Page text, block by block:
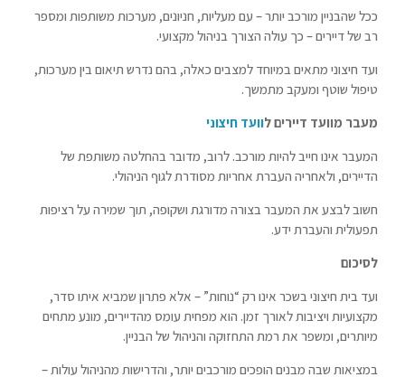
ככל שהבניין מורכב יותר – עם מעליות, חניונים, מערכות משותפות ומספר
רב של דיירים – כך עולה הצורך בניהול מקצועי.
ועד חיצוני מתאים במיוחד למצבים כאלה, בהם נדרש תיאום בין מערכות,
טיפול שוטף ומעקב מתמשך.
מעבר מוועד דיירים לוועד חיצוני
המעבר אינו חייב להיות מורכב. לרוב, מדובר בהחלטה משותפת של
הדיירים, ולאחריה העברת אחריות מסודרת לגוף הניהולי.
חשוב לבצע את המעבר בצורה מדורגת ושקופה, תוך שמירה על רציפות
תפעולית והעברת ידע.
לסיכום
ועד בית חיצוני בשכר אינו רק “נוחות” – אלא פתרון שמביא איתו סדר,
מקצועיות ויציבות לאורך זמן. הוא מפחית עומס מהדיירים, מונע מתחים
מיותרים, ומשפר את רמת התחזוקה והניהול של הבניין.
במציאות שבה מבנים הופכים מורכבים יותר, והדרישות מהניהול עולות –